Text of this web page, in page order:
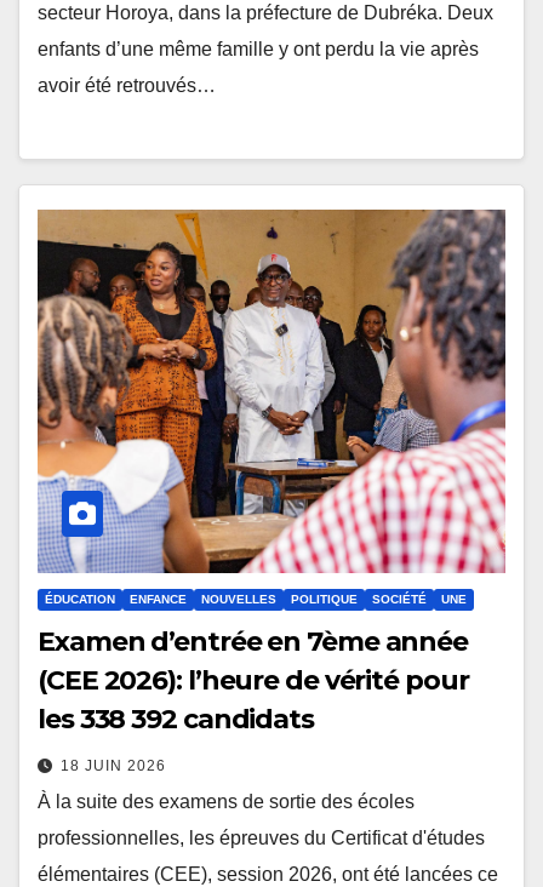
secteur Horoya, dans la préfecture de Dubréka. Deux
enfants d’une même famille y ont perdu la vie après
avoir été retrouvés…
ÉDUCATION ENFANCE NOUVELLES POLITIQUE SOCIÉTÉ UNE
Examen d’entrée en 7ème année
(CEE 2026): l’heure de vérité pour
les 338 392 candidats
18 JUIN 2026
À la suite des examens de sortie des écoles
professionnelles, les épreuves du Certificat d'études
élémentaires (CEE), session 2026, ont été lancées ce